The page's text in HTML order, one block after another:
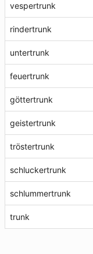
vespertrunk
rindertrunk
untertrunk
feuertrunk
göttertrunk
geistertrunk
tröstertrunk
schluckertrunk
schlummertrunk
trunk